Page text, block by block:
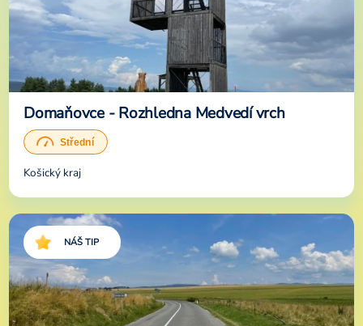
Domaňovce - Rozhledna Medvedí vrch
Košický kraj
NÁŠ TIP